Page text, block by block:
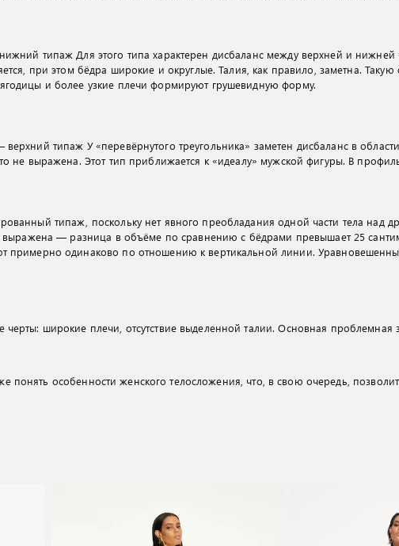
типаж Для этого типа характерен дисбаланс между верхней и нижней
при этом бёдра широкие и округлые. Талия, как правило, заметна. Такую
и более узкие плечи формируют грушевидную форму.
типаж У «перевёрнутого треугольника» заметен дисбаланс в
не выражена. Этот тип приближается к «идеалу» мужской фигуры. В
типаж, поскольку нет явного преобладания одной части тела над
выражена — разница в объёме по сравнению с бёдрами превышает 25
примерно одинаково по отношению к вертикальной линии.
широкие плечи, отсутствие выделенной талии. Основная проблемная
понять особенности женского телосложения, что, в свою очередь,